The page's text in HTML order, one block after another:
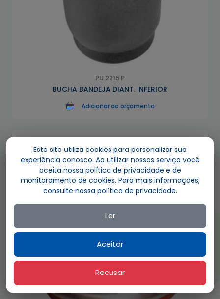
PU 2215 P
BUCHA BANDEJA DIANT. INFERIOR
Adicionar ao orçamento
Este site utiliza cookies para personalizar sua
experiência conosco. Ao utilizar nossos serviço você
aceita nossa política de privacidade e de
monitoramento de cookies. Para mais informações,
consulte nossa política de privacidade.
Ler
Aceitar
Recusar